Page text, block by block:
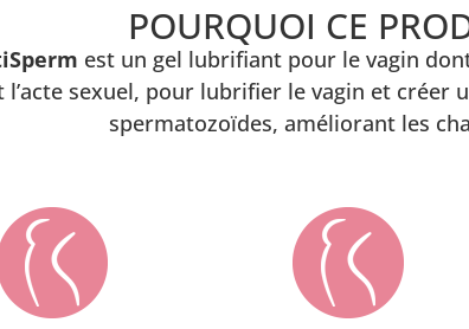
POURQUOI CE
est un gel lubrifiant pour le vagin
sexuel, pour lubrifier le vagin et
spermatozoïdes, améliorant les